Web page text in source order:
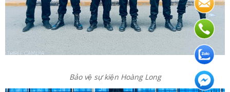
Bảo vệ sự kiện Hoàng Long